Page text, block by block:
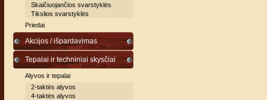
Skaičiuojančios svarstyklės
Tikslios svarstyklės
Priedai
Akcijos / išpardavimas
Tepalai ir techniniai skysčiai
Alyvos ir tepalai
2-taktės alyvos
4-taktės alyvos